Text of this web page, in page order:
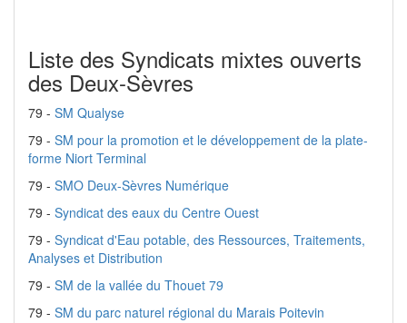
Liste des Syndicats mixtes ouverts
des Deux-Sèvres
79 - SM Qualyse
79 - SM pour la promotion et le développement de la plate-
forme Niort Terminal
79 - SMO Deux-Sèvres Numérique
79 - Syndicat des eaux du Centre Ouest
79 - Syndicat d'Eau potable, des Ressources, Traitements,
Analyses et Distribution
79 - SM de la vallée du Thouet 79
79 - SM du parc naturel régional du Marais Poitevin